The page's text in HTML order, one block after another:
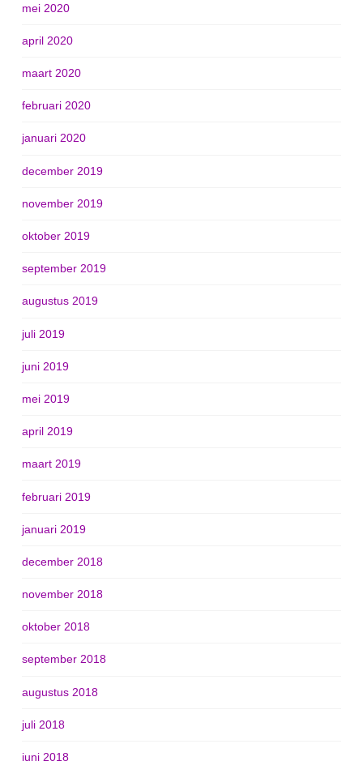
mei 2020
april 2020
maart 2020
februari 2020
januari 2020
december 2019
november 2019
oktober 2019
september 2019
augustus 2019
juli 2019
juni 2019
mei 2019
april 2019
maart 2019
februari 2019
januari 2019
december 2018
november 2018
oktober 2018
september 2018
augustus 2018
juli 2018
juni 2018